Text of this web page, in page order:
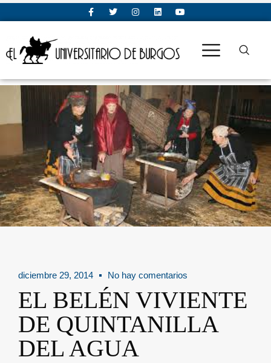
diciembre 29, 2014 No hay comentarios
EL BELÉN VIVIENTE
DE QUINTANILLA
DEL AGUA